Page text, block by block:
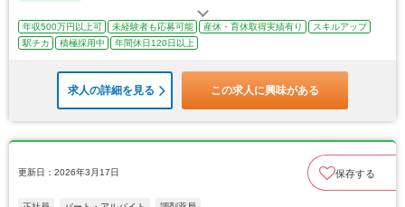
年収500万円以上可 未経験者も応募可能 産休・育休取得実績有り
スキルアップ
駅チカ
積極採用中 年間休日120日以上
求人の詳細を見る この求人に興味がある
更新日：2026年3月17日 保存する